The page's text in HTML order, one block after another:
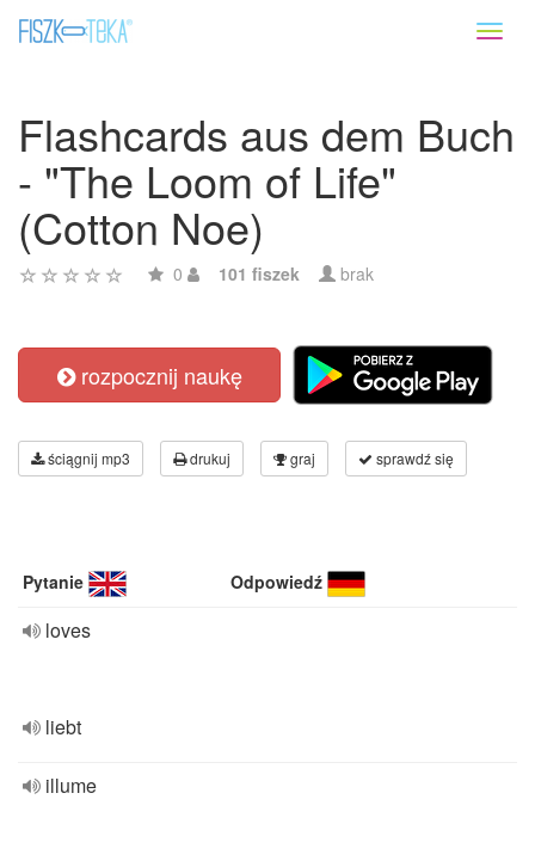
Flashcards aus dem Buch
- "The Loom of Life"
(Cotton Noe)
0 101 fiszek brak
rozpocznij naukę
ściągnij mp3 drukuj graj sprawdź się
Pytanie Odpowiedź
loves
liebt
illume